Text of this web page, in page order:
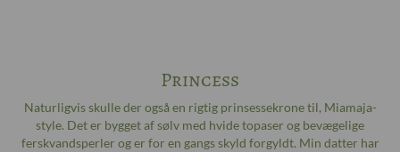
Princess
Naturligvis skulle der også en rigtig prinsessekrone til, Miamaja-
style. Det er bygget af sølv med hvide topaser og bevægelige
ferskvandsperler og er for en gangs skyld forgyldt. Min datter har